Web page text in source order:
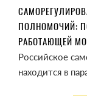
ПОЛНОМОЧИЙ:
РАБОТАЮЩЕЙ
Российское
находится в